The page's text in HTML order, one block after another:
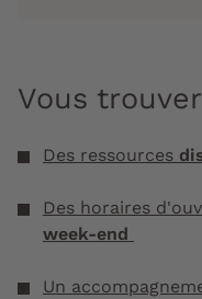
Vous
Des ressources
Des horaires
week-end
Un